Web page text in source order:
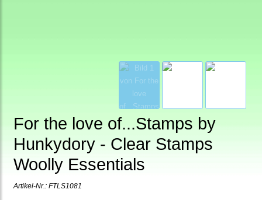
For the love of...Stamps by
Hunkydory - Clear Stamps
Woolly Essentials
Artikel-Nr.: FTLS1081